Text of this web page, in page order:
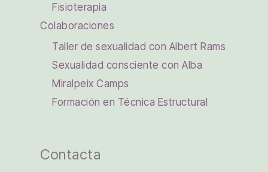
Fisioterapia
Colaboraciones
Taller de sexualidad con Albert Rams
Sexualidad consciente con Alba
Miralpeix Camps
Formación en Técnica Estructural
Contacta